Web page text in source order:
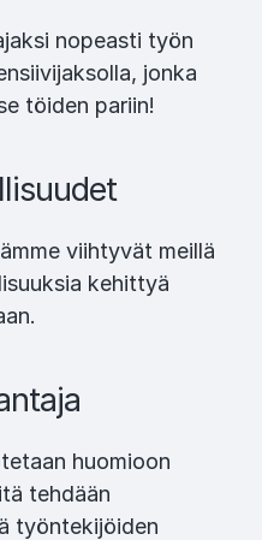
nopeasti työn
jonka
töiden pariin!
viihtyvät meillä
kehittyä
huomioon
tehdään
työntekijöiden